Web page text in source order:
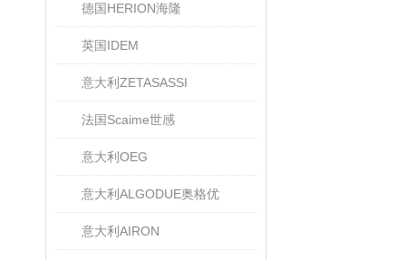
德国HERION海隆
英国IDEM
意大利ZETASASSI
法国Scaime世感
意大利OEG
意大利ALGODUE奥格优
意大利AIRON